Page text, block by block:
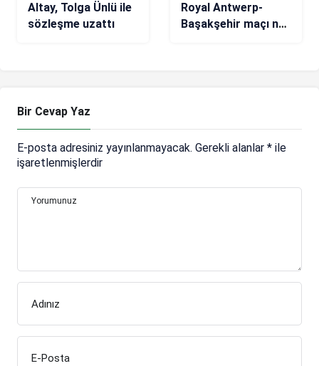
Altay, Tolga Ünlü ile
sözleşme uzattı
Royal Antwerp-
Başakşehir maçı ne
Bir Cevap Yaz
E-posta adresiniz yayınlanmayacak. Gerekli alanlar * ile
işaretlenmişlerdir
Yorumunuz
Adınız
E-Posta